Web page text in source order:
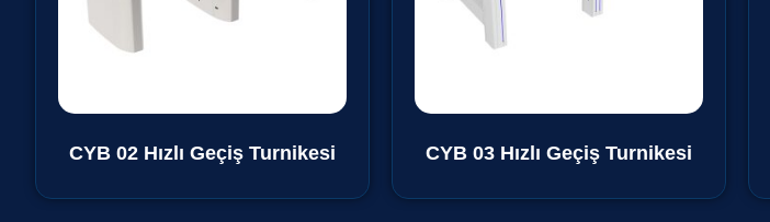
CYB 02 Hızlı Geçiş Turnikesi CYB 03 Hızlı Geçiş Turnikesi